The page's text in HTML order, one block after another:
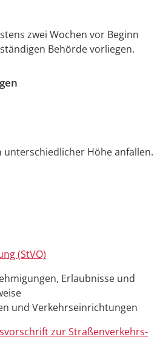
zwei Wochen vor Beginn
Behörde vorliegen.
unterschiedlicher Höhe anfallen.
(StVO)
Erlaubnisse und
und Verkehrseinrichtungen
zur Straßenverkehrs-